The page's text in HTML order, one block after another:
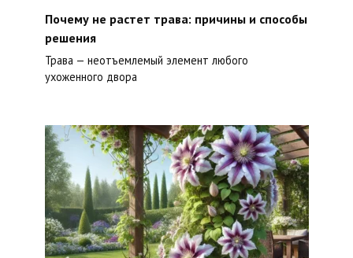
Почему не растет трава: причины и способы
решения
Трава — неотъемлемый элемент любого
ухоженного двора